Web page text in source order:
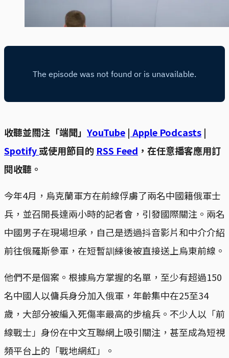
收聽並關注「端聞」 YouTube | Apple Podcasts |
Spotify或使用節目的 RSS Feed ，在任意播客應用訂
閱收聽。
今年4月，烏克蘭軍方在前線俘虜了兩名中國籍俄軍士
兵，並召開長達兩小時的記者會，引發國際關注。兩名
中國男子在現場坦承，自己是透過抖音影片和中介介紹
前往俄羅斯參軍，在短暫訓練後被直接送上烏東前線。
他們不是個案。根據烏方掌握的名單，至少有超過150
名中國人以傭兵身分加入俄軍，年齡集中在25至34
歲，大部分被編入死傷率最高的步槍兵。不少人以「前
線戰士」身份在中文互聯網上吸引關注，甚至成為短視
頻平台上的「戰地網紅」。